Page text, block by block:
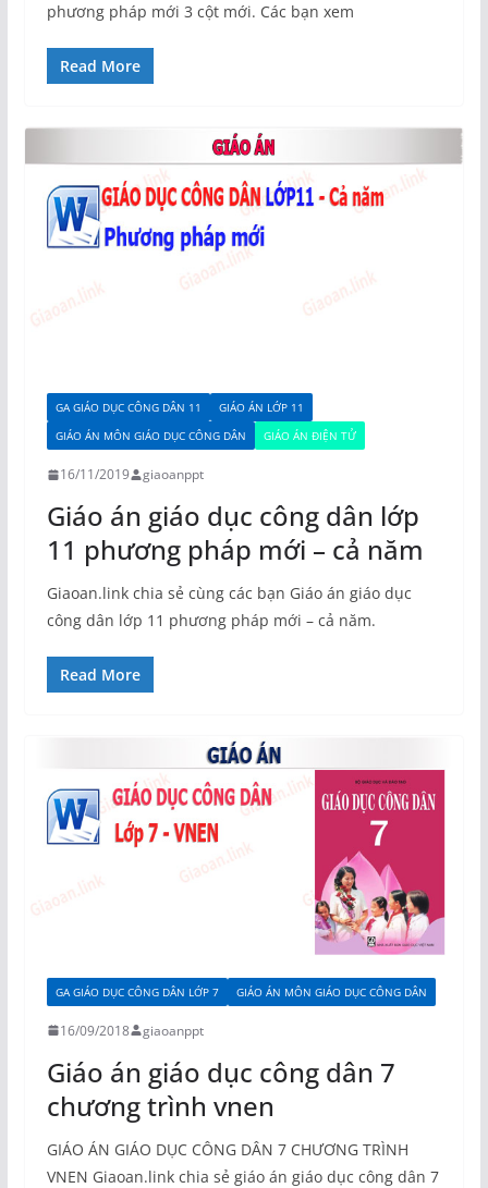
phương pháp mới 3 cột mới. Các bạn xem
Read More
GA GIÁO DỤC CÔNG DÂN 11
GIÁO ÁN LỚP 11
GIÁO ÁN MÔN GIÁO DỤC CÔNG DÂN
GIÁO ÁN ĐIỆN TỬ
16/11/2019 giaoanppt
Giáo án giáo dục công dân lớp
11 phương pháp mới – cả năm
Giaoan.link chia sẻ cùng các bạn Giáo án giáo dục
công dân lớp 11 phương pháp mới – cả năm.
Read More
GA GIÁO DỤC CÔNG DÂN LỚP 7 GIÁO ÁN MÔN GIÁO DỤC CÔNG DÂN
16/09/2018 giaoanppt
Giáo án giáo dục công dân 7
chương trình vnen
GIÁO ÁN GIÁO DỤC CÔNG DÂN 7 CHƯƠNG TRÌNH
VNEN Giaoan.link chia sẻ giáo án giáo dục công dân 7